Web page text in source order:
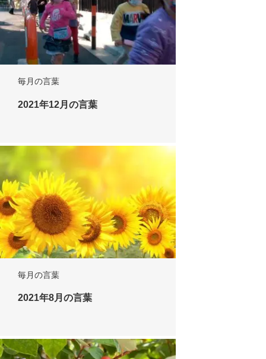
毎月の言葉
2021年12月の言葉
毎月の言葉
2021年8月の言葉